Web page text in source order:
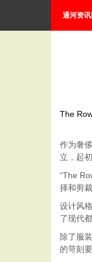
通河资
The
作为奢
立，起
“The
择和剪
设计风
了现代
除了服
的苛刻